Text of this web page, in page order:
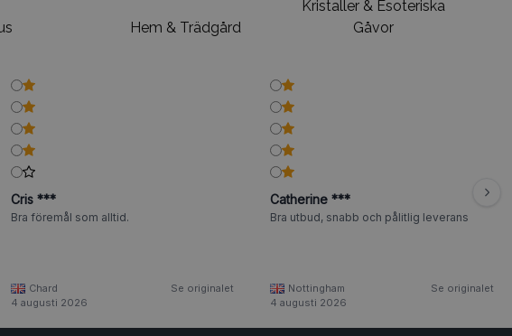
Hem & Trädgård
Kristaller & Esoteriska
Gåvor
Cris ***
Bra föremål som alltid.
Chard
Se originalet
4 augusti 2026
Catherine ***
Bra utbud, snabb och pålitlig leverans
Nottingham
Se originalet
4 augusti 2026